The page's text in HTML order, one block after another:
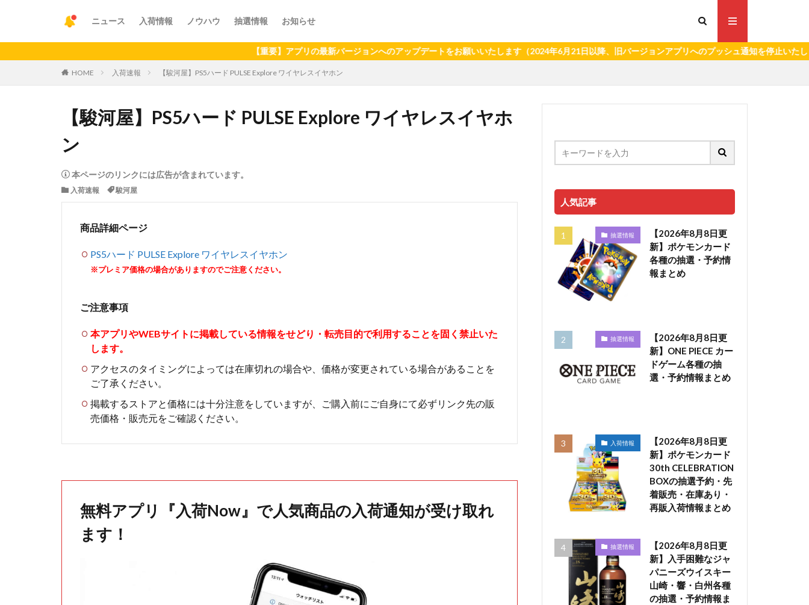
ニュース 入荷情報 ノウハウ 抽選情報 お知らせ
【重要】アプリの最新バージョンへのアップデートをお願いいたします（2024年6月21日以降、旧バージョンアプリへのプッシュ通知を停止いたします。）
HOME 入荷速報 【駿河屋】PS5ハード PULSE Explore ワイヤレスイヤホン
【駿河屋】PS5ハード PULSE Explore ワイヤレスイヤホ
ン
本ページのリンクには広告が含まれています。
入荷速報 駿河屋
商品詳細ページ
PS5ハード PULSE Explore ワイヤレスイヤホン
※プレミア価格の場合がありますのでご注意ください。
ご注意事項
本アプリやWEBサイトに掲載している情報をせどり・転売目的で利用することを固く禁止いた
します。
アクセスのタイミングによっては在庫切れの場合や、価格が変更されている場合があることを
ご了承ください。
掲載するストアと価格には十分注意をしていますが、ご購入前にご自身にて必ずリンク先の販
売価格・販売元をご確認ください。
無料アプリ『入荷Now』で人気商品の入荷通知が受け取れ
ます！
人気記事
抽選情報
【2026年8月8日更
新】ポケモンカード
各種の抽選・予約情
報まとめ
抽選情報
【2026年8月8日更
新】ONE PIECE カー
ドゲーム各種の抽
選・予約情報まとめ
入荷情報
【2026年8月8日更
新】ポケモンカード
30th CELEBRATION
BOXの抽選予約・先
着販売・在庫あり・
再販入荷情報まとめ
抽選情報
【2026年8月8日更
新】入手困難なジャ
パニーズウイスキー
山崎・響・白州各種
の抽選・予約情報ま